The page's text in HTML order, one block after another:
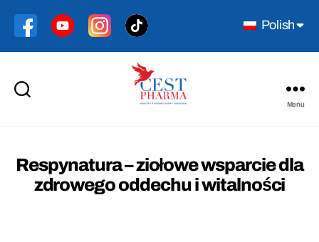
Polish
Menu
Respynatura – ziołowe wsparcie dla
zdrowego oddechu i witalności